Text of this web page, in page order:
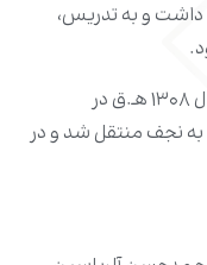
و به تدریس،
شیخ محمدحسن آل‌یاسین نهم رجب سال ۱۳۰۸ هـ.ق در
نجف منتقل شد و در